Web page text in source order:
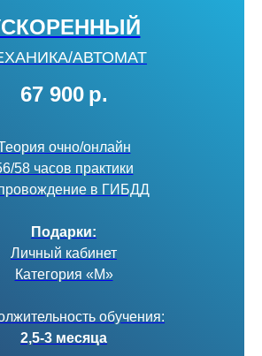
АВТОМАТ
67 900 р.
очно/онлайн
58 часов практики
в ГИБДД
Подарки:
Личный кабинет
Категория «М»
обучения:
2,5-3 месяца